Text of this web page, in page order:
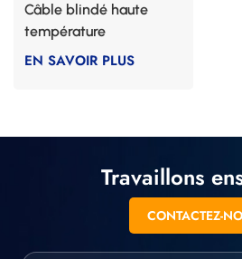
Câble blindé haute
température
EN SAVOIR PLUS
Travaillons
CONTACTEZ-